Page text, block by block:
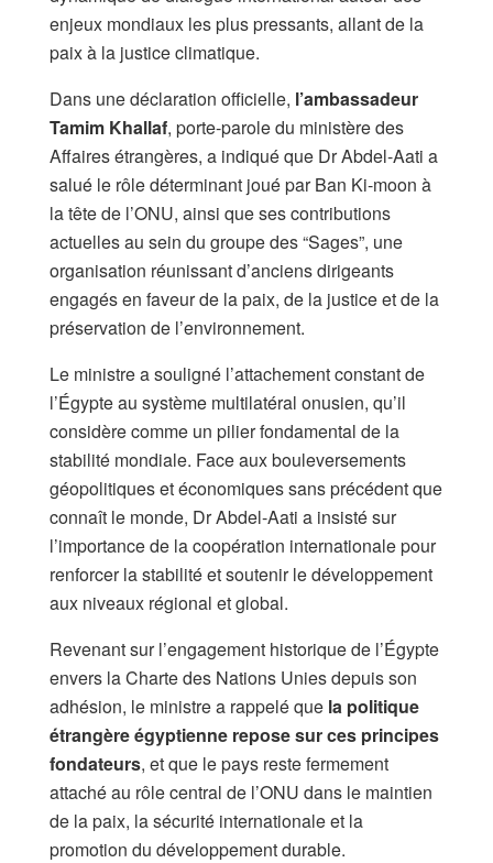
enjeux mondiaux les plus pressants, allant de la
paix à la justice climatique.
Dans une déclaration officielle, l’ambassadeur
Tamim Khallaf, porte-parole du ministère des
Affaires étrangères, a indiqué que Dr Abdel-Aati a
salué le rôle déterminant joué par Ban Ki-moon à
la tête de l’ONU, ainsi que ses contributions
actuelles au sein du groupe des “Sages”, une
organisation réunissant d’anciens dirigeants
engagés en faveur de la paix, de la justice et de la
préservation de l’environnement.
Le ministre a souligné l’attachement constant de
l’Égypte au système multilatéral onusien, qu’il
considère comme un pilier fondamental de la
stabilité mondiale. Face aux bouleversements
géopolitiques et économiques sans précédent que
connaît le monde, Dr Abdel-Aati a insisté sur
l’importance de la coopération internationale pour
renforcer la stabilité et soutenir le développement
aux niveaux régional et global.
Revenant sur l’engagement historique de l’Égypte
envers la Charte des Nations Unies depuis son
adhésion, le ministre a rappelé que la politique
étrangère égyptienne repose sur ces principes
fondateurs, et que le pays reste fermement
attaché au rôle central de l’ONU dans le maintien
de la paix, la sécurité internationale et la
promotion du développement durable.